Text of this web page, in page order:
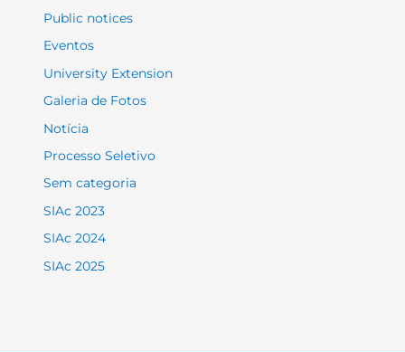
Public notices
Eventos
University Extension
Galeria de Fotos
Notícia
Processo Seletivo
Sem categoria
SIAc 2023
SIAc 2024
SIAc 2025